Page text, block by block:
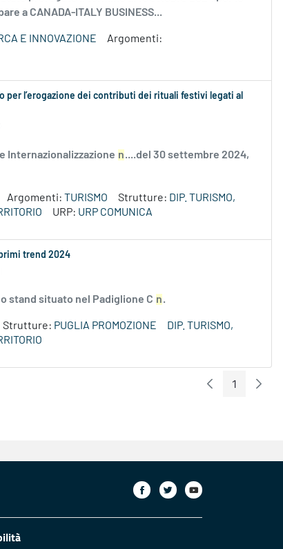
a CANADA-ITALY BUSINESS...
E INNOVAZIONE
Argomenti:
per l’erogazione dei contributi dei rituali festivi legati al
Internazionalizzazione n....del 30 settembre 2024,
Argomenti: TURISMO Strutture: DIP. TURISMO,
URP: URP COMUNICA
trend 2024
stand situato nel Padiglione C n.
Strutture: PUGLIA PROMOZIONE
DIP. TURISMO,
PaginaPagina
1